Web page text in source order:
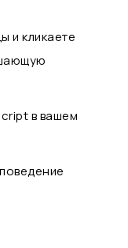
и кликаете
в вашем